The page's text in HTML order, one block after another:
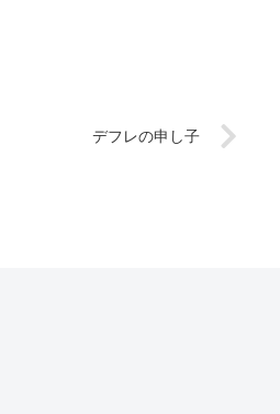
デフレの申し子